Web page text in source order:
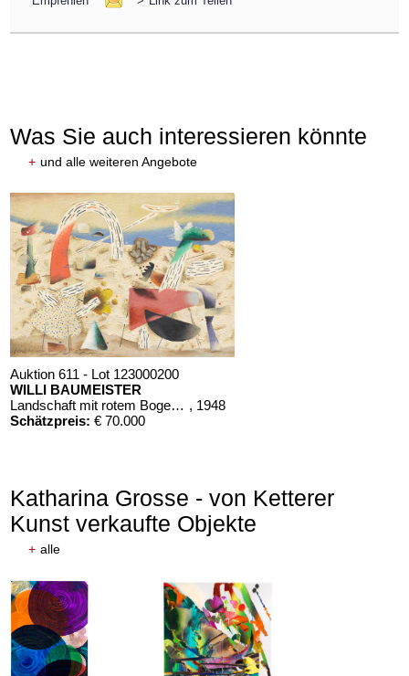
Was Sie auch interessieren könnte
+ und alle weiteren Angebote
Auktion 611 - Lot 123000200
WILLI BAUMEISTER
Landschaft mit rotem Bogen (Sommerfest) , 1948
Schätzpreis: € 70.000
Auktion 611 - Lot 125001019
EMIL SCHUMACHER
Bleibild B-3/1970
Schätzpreis:
Katharina Grosse - von Ketterer
Kunst verkaufte Objekte
+ alle